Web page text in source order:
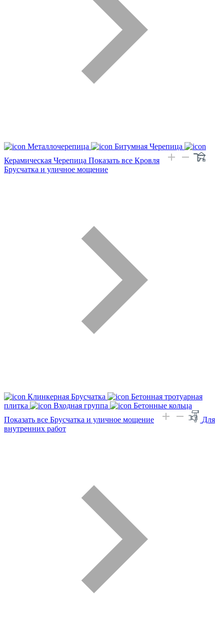
Металлочерепица
Битумная Черепица
Керамическая Черепица Показать все Кровля
Брусчатка и уличное мощение
Клинкерная Брусчатка
Бетонная тротуарная
плитка
Входная группа
Бетонные кольца
Показать все Брусчатка и уличное мощение
Для
внутренних работ